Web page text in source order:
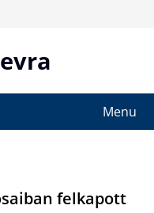
Menu
felkapott